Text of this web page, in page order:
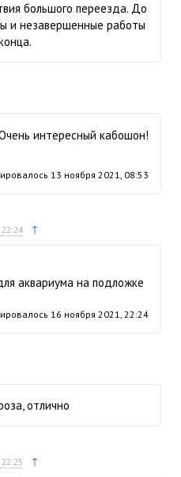
большого переезда. До
и незавершенные работы
интересный кабошон!
13 ноября 2021, 08:53
↑
аквариума на подложке
16 ноября 2021, 22:24
отлично
↑